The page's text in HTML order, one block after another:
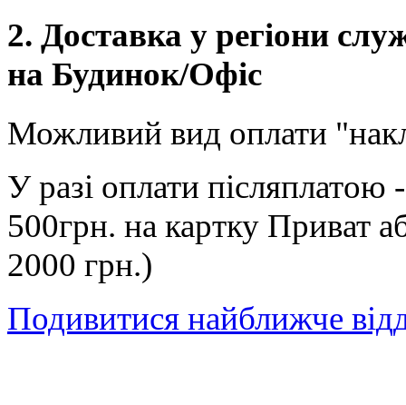
2. Доставка у регіони
на Будинок/Офіс
Можливий вид оплати
У разі оплати післяплатою
500грн. на картку Приват
2000 грн.)
Подивитися найближче